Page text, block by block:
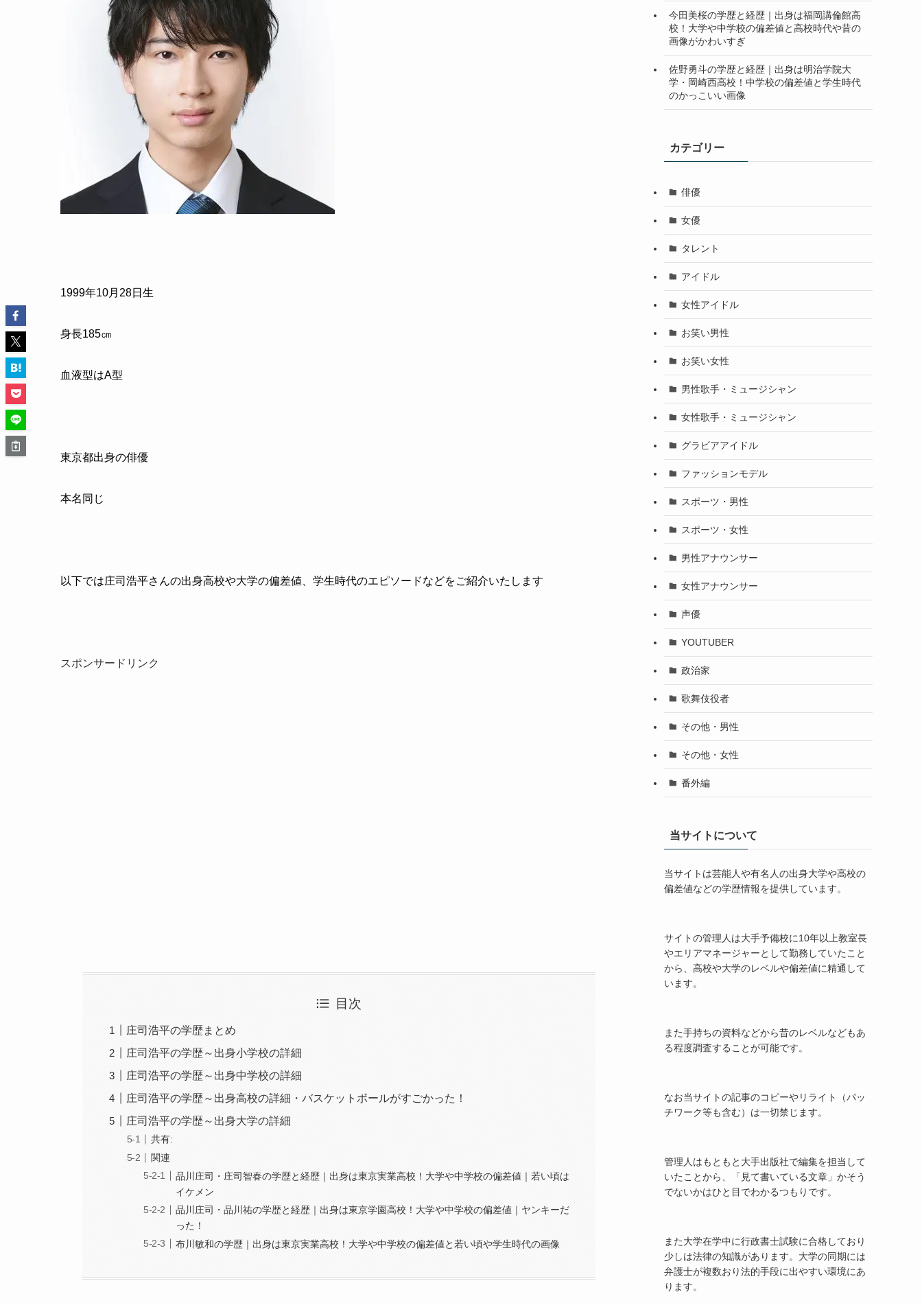
1999年10月28日生
身長185㎝
血液型はA型
東京都出身の俳優
本名同じ
以下では庄司浩平さんの出身高校や大学の偏差値、学生時代のエピソードなどをご紹介いたします
スポンサードリンク
目次
庄司浩平の学歴まとめ
庄司浩平の学歴～出身小学校の詳細
庄司浩平の学歴～出身中学校の詳細
庄司浩平の学歴～出身高校の詳細・バスケットボールがすごかった！
庄司浩平の学歴～出身大学の詳細
共有:
関連
品川庄司・庄司智春の学歴と経歴｜出身は東京実業高校！大学や中学校の偏差値｜若い頃は
イケメン
品川庄司・品川祐の学歴と経歴｜出身は東京学園高校！大学や中学校の偏差値｜ヤンキーだ
った！
布川敏和の学歴｜出身は東京実業高校！大学や中学校の偏差値と若い頃や学生時代の画像
今田美桜の学歴と経歴｜出身は福岡講倫館高
校！大学や中学校の偏差値と高校時代や昔の
画像がかわいすぎ
佐野勇斗の学歴と経歴｜出身は明治学院大
学・岡崎西高校！中学校の偏差値と学生時代
のかっこいい画像
カテゴリー
俳優
女優
タレント
アイドル
女性アイドル
お笑い男性
お笑い女性
男性歌手・ミュージシャン
女性歌手・ミュージシャン
グラビアアイドル
ファッションモデル
スポーツ・男性
スポーツ・女性
男性アナウンサー
女性アナウンサー
声優
YOUTUBER
政治家
歌舞伎役者
その他・男性
その他・女性
番外編
当サイトについて
当サイトは芸能人や有名人の出身大学や高校の
偏差値などの学歴情報を提供しています。
サイトの管理人は大手予備校に10年以上教室長
やエリアマネージャーとして勤務していたこと
から、高校や大学のレベルや偏差値に精通して
います。
また手持ちの資料などから昔のレベルなどもあ
る程度調査することが可能です。
なお当サイトの記事のコピーやリライト（パッ
チワーク等も含む）は一切禁じます。
管理人はもともと大手出版社で編集を担当して
いたことから、「見て書いている文章」かそう
でないかはひと目でわかるつもりです。
また大学在学中に行政書士試験に合格しており
少しは法律の知識があります。大学の同期には
弁護士が複数おり法的手段に出やすい環境にあ
ります。